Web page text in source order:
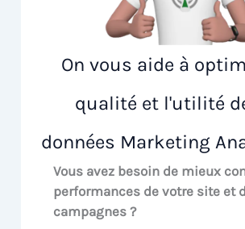
On vous aide à
qualité et l'utilité
données Marketing
Vous avez besoin de mieux
performances de votre site et
campagnes ?